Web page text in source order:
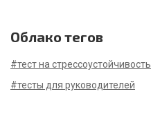
Облако тегов
#тест на стрессоустойчивость
#тесты для руководителей